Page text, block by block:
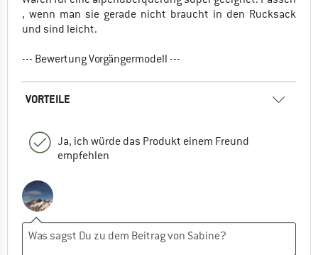
, wenn man sie gerade nicht braucht in den Rucksack
und sind leicht.
--- Bewertung Vorgängermodell ---
VORTEILE
Ja, ich würde das Produkt einem Freund
empfehlen